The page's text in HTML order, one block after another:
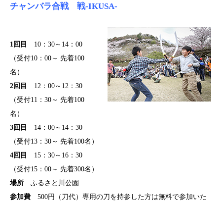
チャンバラ合戦 戦-IKUSA-
1回目
10：30～14：00
（受付10：00～ 先着100
名）
2回目
12：00～12：30
（受付11：30～ 先着100
名）
3回目
14：00～14：30
（受付13：30～ 先着100名）
4回目
15：30～16：30
（受付15：00～ 先着300名）
場所 ふるさと川公園
参加費 500円（刀代）専用の刀を持参した方は無料で参加いた